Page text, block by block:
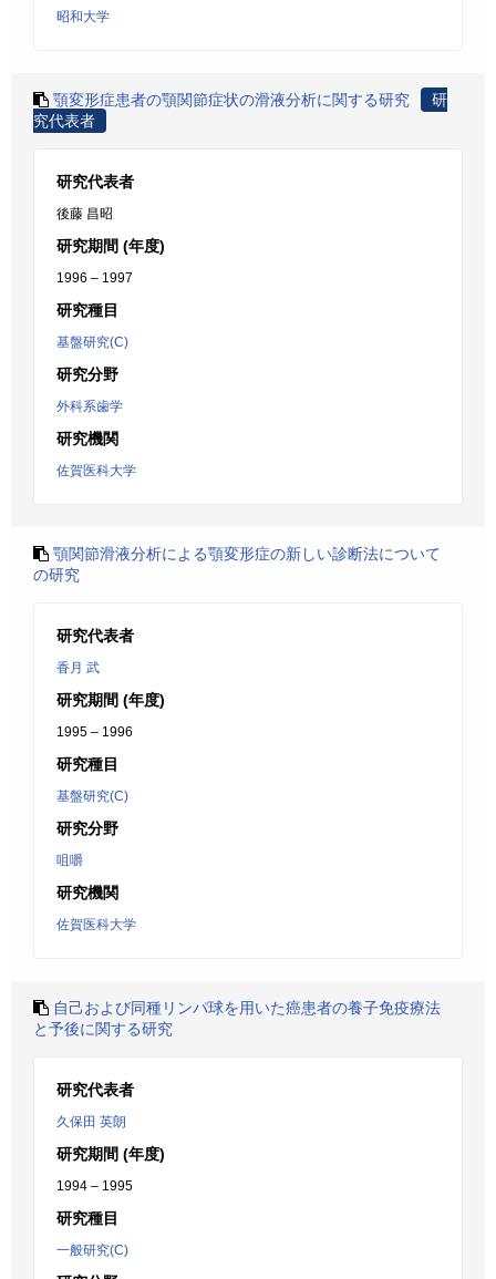
昭和大学
顎変形症患者の顎関節症状の滑液分析に関する研究
研
究代表者
研究代表者
後藤 昌昭
研究期間 (年度)
1996 – 1997
研究種目
基盤研究(C)
研究分野
外科系歯学
研究機関
佐賀医科大学
顎関節滑液分析による顎変形症の新しい診断法について
の研究
研究代表者
香月 武
研究期間 (年度)
1995 – 1996
研究種目
基盤研究(C)
研究分野
咀嚼
研究機関
佐賀医科大学
自己および同種リンパ球を用いた癌患者の養子免疫療法
と予後に関する研究
研究代表者
久保田 英朗
研究期間 (年度)
1994 – 1995
研究種目
一般研究(C)